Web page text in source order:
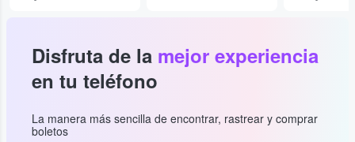
Disfruta de la mejor experiencia
en tu teléfono
La manera más sencilla de encontrar, rastrear y comprar
boletos